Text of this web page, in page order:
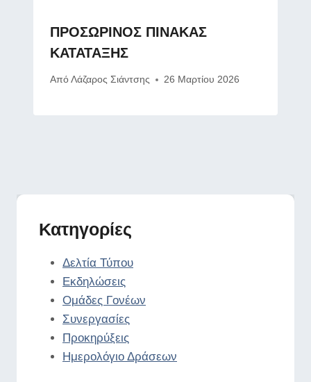
ΠΡΟΣΩΡΙΝΟΣ ΠΙΝΑΚΑΣ
ΚΑΤΑΤΑΞΗΣ
Από Λάζαρος Σιάντσης 26 Μαρτίου 2026
Κατηγορίες
Δελτία Τύπου
Εκδηλώσεις
Ομάδες Γονέων
Συνεργασίες
Προκηρύξεις
Ημερολόγιο Δράσεων